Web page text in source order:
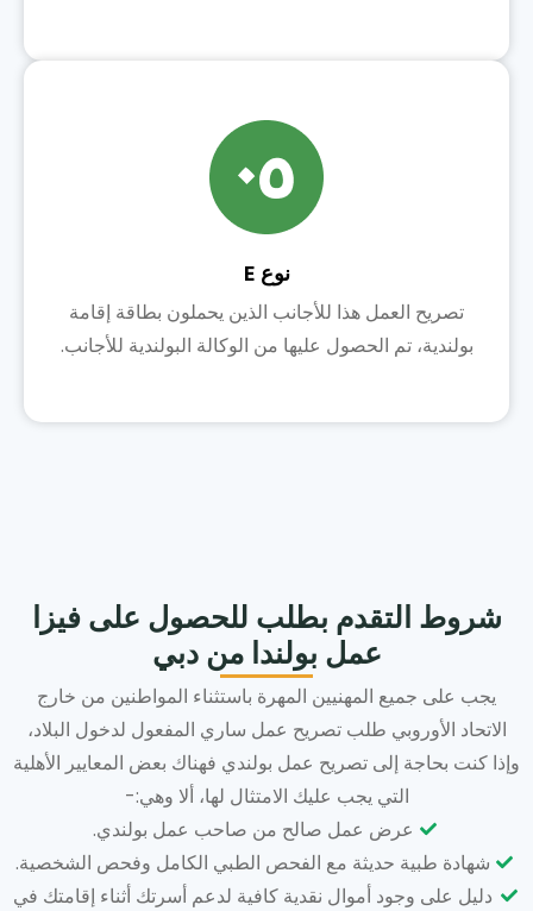
نوع E
تصريح العمل هذا للأجانب الذين يحملون بطاقة إقامة
بولندية، تم الحصول عليها من الوكالة البولندية للأجانب.
شروط التقدم بطلب للحصول على فيزا
عمل بولندا من دبي
يجب على جميع المهنيين المهرة باستثناء المواطنين من خارج
الاتحاد الأوروبي طلب تصريح عمل ساري المفعول لدخول البلاد،
وإذا كنت بحاجة إلى تصريح عمل بولندي فهناك بعض المعايير الأهلية
التي يجب عليك الامتثال لها، ألا وهي:-
عرض عمل صالح من صاحب عمل بولندي.
شهادة طبية حديثة مع الفحص الطبي الكامل وفحص الشخصية.
دليل على وجود أموال نقدية كافية لدعم أسرتك أثناء إقامتك في